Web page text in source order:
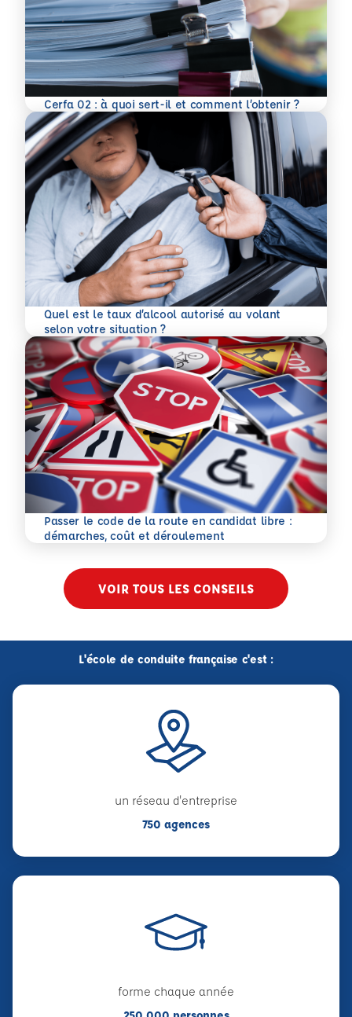
Cerfa 02 : à quoi sert-il et comment l’obtenir ?
En savoir plus
Quel est le taux d’alcool autorisé au volant
selon votre situation ?
En savoir plus
Passer le code de la route en candidat libre :
démarches, coût et déroulement
En savoir plus
VOIR TOUS LES CONSEILS
L'école de conduite française c'est :
un réseau d'entreprise
750 agences
forme chaque année